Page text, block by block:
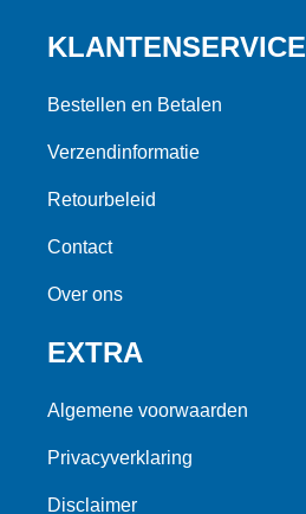
KLANTENSERVICE
Bestellen en Betalen
Verzendinformatie
Retourbeleid
Contact
Over ons
EXTRA
Algemene voorwaarden
Privacyverklaring
Disclaimer